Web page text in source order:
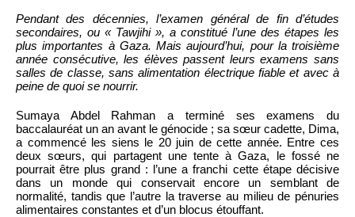
Pendant des décennies, l’examen général de fin d’études
secondaires, ou « Tawjihi », a constitué l’une des étapes les
plus importantes à Gaza. Mais aujourd’hui, pour la troisième
année consécutive, les élèves passent leurs examens sans
salles de classe, sans alimentation électrique fiable et avec à
peine de quoi se nourrir.
Sumaya Abdel Rahman a terminé ses examens du
baccalauréat un an avant le génocide ; sa sœur cadette, Dima,
a commencé les siens le 20 juin de cette année. Entre ces
deux sœurs, qui partagent une tente à Gaza, le fossé ne
pourrait être plus grand : l’une a franchi cette étape décisive
dans un monde qui conservait encore un semblant de
normalité, tandis que l’autre la traverse au milieu de pénuries
alimentaires constantes et d’un blocus étouffant.